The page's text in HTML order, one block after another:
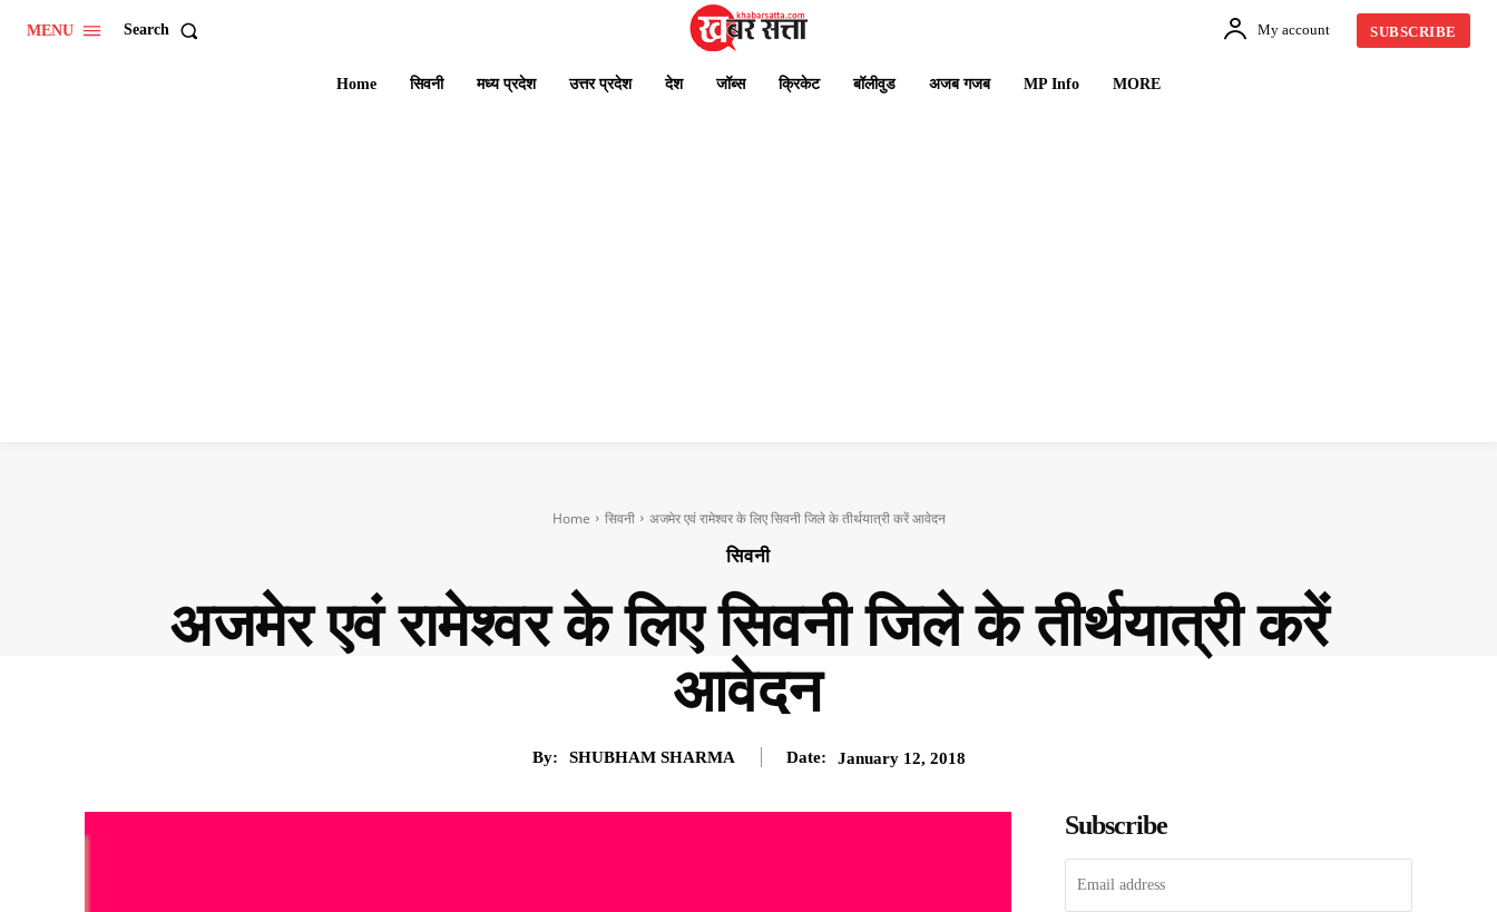
MENU Search My account SUBSCRIBE
Home सिवनी मध्य प्रदेश उत्तर प्रदेश देश जॉब्स क्रिकेट बॉलीवुड अजब गजब MP Info MORE
Home सिवनी अजमेर एवं रामेश्वर के लिए सिवनी जिले के तीर्थयात्री करें आवेदन
सिवनी
अजमेर एवं रामेश्वर के लिए सिवनी जिले के तीर्थयात्री करें
आवेदन
By: SHUBHAM SHARMA Date: January 12, 2018
Subscribe